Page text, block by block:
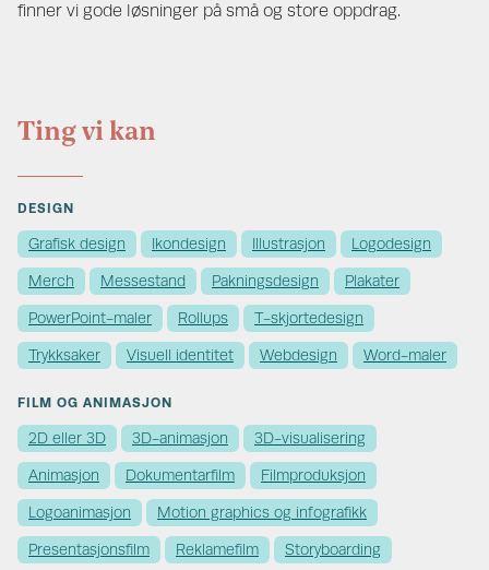
finner vi gode løsninger på små og store oppdrag.
Ting vi kan
DESIGN
Grafisk design Ikondesign Illustrasjon Logodesign
Merch Messestand Pakningsdesign Plakater
PowerPoint-maler Rollups T-skjortedesign
Trykksaker Visuell identitet Webdesign Word-maler
FILM OG ANIMASJON
2D eller 3D 3D-animasjon 3D-visualisering
Animasjon Dokumentarfilm Filmproduksjon
Logoanimasjon Motion graphics og infografikk
Presentasjonsfilm Reklamefilm Storyboarding